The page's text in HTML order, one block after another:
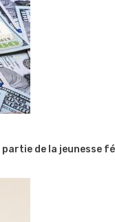
de la jeunesse